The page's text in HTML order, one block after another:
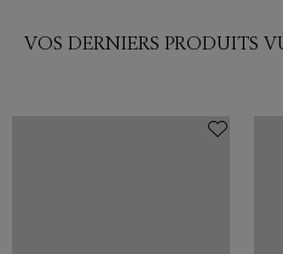
VOS DERNIERS PRODUITS